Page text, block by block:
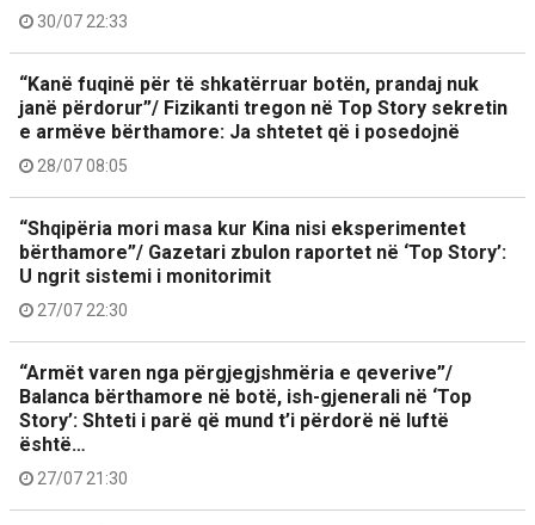
30/07 22:33
“Kanë fuqinë për të shkatërruar botën, prandaj nuk
janë përdorur”/ Fizikanti tregon në Top Story sekretin
e armëve bërthamore: Ja shtetet që i posedojnë
28/07 08:05
“Shqipëria mori masa kur Kina nisi eksperimentet
bërthamore”/ Gazetari zbulon raportet në ‘Top Story’:
U ngrit sistemi i monitorimit
27/07 22:30
“Armët varen nga përgjegjshmëria e qeverive”/
Balanca bërthamore në botë, ish-gjenerali në ‘Top
Story’: Shteti i parë që mund t’i përdorë në luftë
është…
27/07 21:30